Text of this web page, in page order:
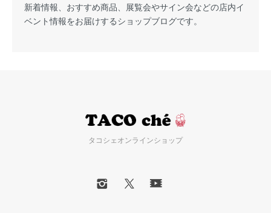
新着情報、おすすめ商品、展覧会やサイン会などの店内イ
ベント情報をお届けするショップブログです。
タコシェオンラインショップ